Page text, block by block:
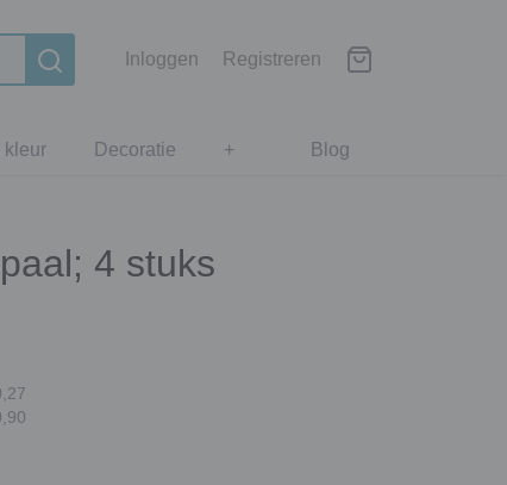
Inloggen Registreren
Blog
kleur Decoratie +
4 stuks